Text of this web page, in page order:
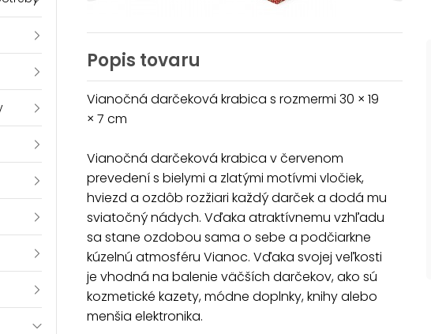
Popis tovaru
Vianočná darčeková krabica s rozmermi 30 × 19
× 7 cm
Vianočná darčeková krabica v červenom
prevedení s bielymi a zlatými motívmi vločiek,
hviezd a ozdôb rozžiari každý darček a dodá mu
sviatočný nádych. Vďaka atraktívnemu vzhľadu
sa stane ozdobou sama o sebe a podčiarkne
kúzelnú atmosféru Vianoc. Vďaka svojej veľkosti
je vhodná na balenie väčších darčekov, ako sú
kozmetické kazety, módne doplnky, knihy alebo
menšia elektronika.